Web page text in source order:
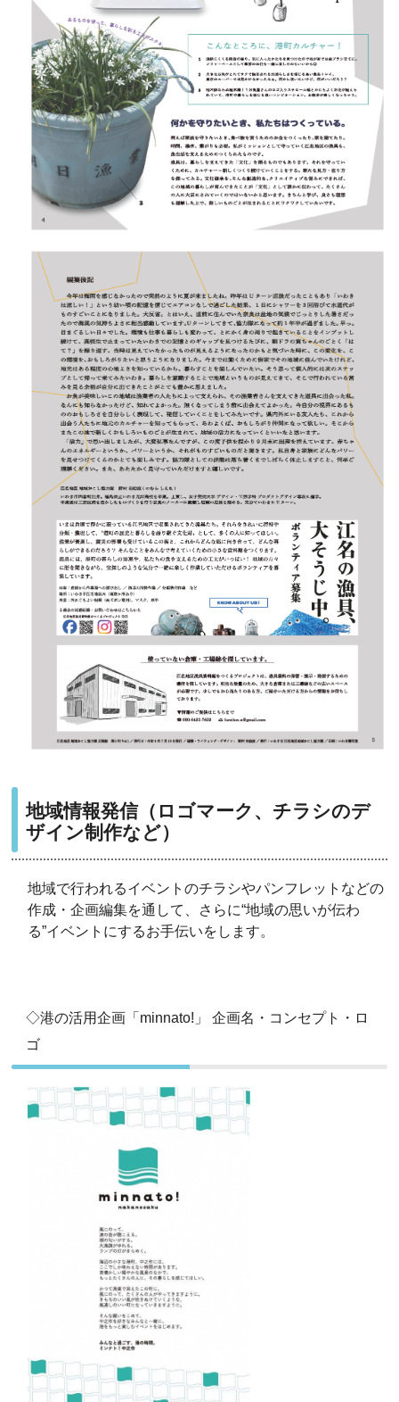
地域情報発信（ロゴマーク、チラシのデ
ザイン制作など）
地域で行われるイベントのチラシやパンフレットなどの
作成・企画編集を通して、さらに“地域の思いが伝わ
る”イベントにするお手伝いをします。
◇港の活用企画「minnato!」 企画名・コンセプト・ロ
ゴ